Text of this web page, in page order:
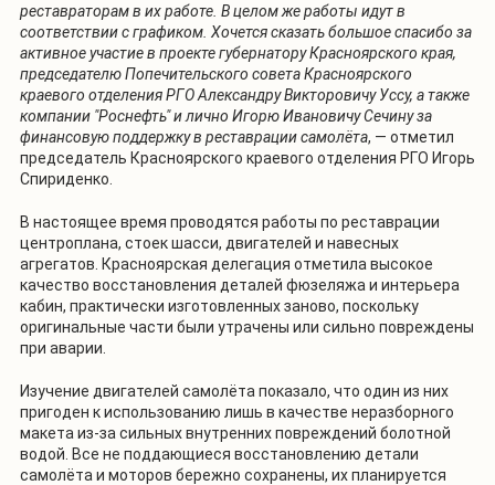
реставраторам в их работе. В целом же работы идут в
соответствии с графиком. Хочется сказать большое спасибо за
активное участие в проекте губернатору Красноярского края,
председателю Попечительского совета Красноярского
краевого отделения РГО Александру Викторовичу Уссу, а также
компании "Роснефть" и лично Игорю Ивановичу Сечину за
финансовую поддержку в реставрации самолёта, — отметил
председатель Красноярского краевого отделения РГО Игорь
Спириденко.
В настоящее время проводятся работы по реставрации
центроплана, стоек шасси, двигателей и навесных
агрегатов. Красноярская делегация отметила высокое
качество восстановления деталей фюзеляжа и интерьера
кабин, практически изготовленных заново, поскольку
оригинальные части были утрачены или сильно повреждены
при аварии.
Изучение двигателей самолёта показало, что один из них
пригоден к использованию лишь в качестве неразборного
макета из-за сильных внутренних повреждений болотной
водой. Все не поддающиеся восстановлению детали
самолёта и моторов бережно сохранены, их планируется